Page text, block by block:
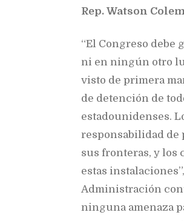
Rep. Watson
“El Congreso
ni en ningún otro
visto de primera
de detención de
estadounidenses.
responsabilidad de
sus fronteras, y los
estas
Administración
ninguna amenaza